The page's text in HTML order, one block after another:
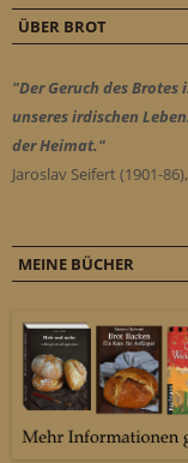
ÜBER BROT
"Der Geruch des
unseres irdischen
der Heimat."
Jaroslav Seifert (1901-
MEINE BÜCHER